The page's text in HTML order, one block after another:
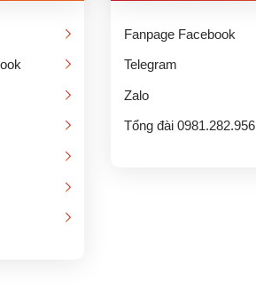
Fanpage Facebook
Telegram
Zalo
Tổng đài 0981.282.956